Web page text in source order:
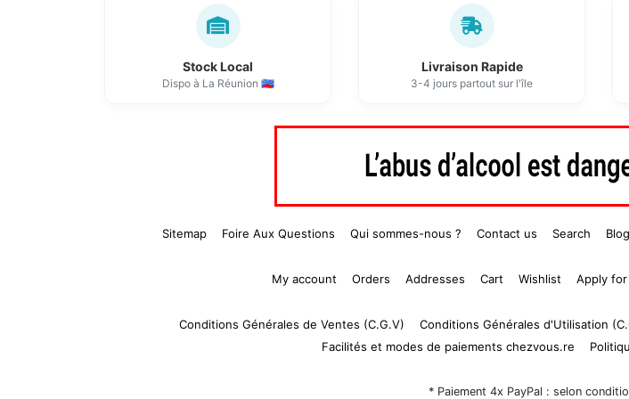
Stock Local
Dispo à La Réunion 🇷🇪
Livraison Rapide
3-4 jours partout sur l'île
Sitemap Foire Aux Questions Qui sommes-nous ? Contact us Search Blog
My account Orders Addresses Cart Wishlist Apply
Conditions Générales de Ventes (C.G.V) Conditions Générales d'Utilisation
Facilités et modes de paiements chezvous.re
* Paiement 4x PayPal : selon